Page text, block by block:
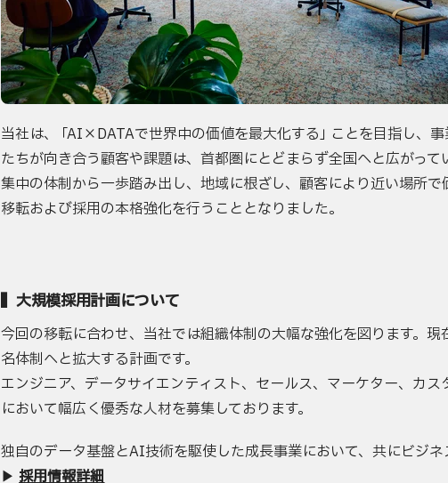
当社は、 「AI×DATAで世界中の価値を最大化する」 ことを目指し、
たちが向き合う顧客や課題は、首都圏にとどまらず全国へと広がっ
集中の体制から一歩踏み出し、地域に根ざし、顧客により近い場所
移転および採用の本格強化を行うこととなりました。
▍大規模採用計画について
今回の移転に合わせ、当社では組織体制の大幅な強化を図ります。
名体制へと拡大する計画です。
エンジニア、データサイエンティスト、セールス、マーケター、カ
において幅広く優秀な人材を募集しております。
独自のデータ基盤とAI技術を駆使した成長事業において、共にビジネ
▶︎ 採用情報詳細